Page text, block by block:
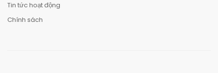
Tin tức hoạt động
Chính sách